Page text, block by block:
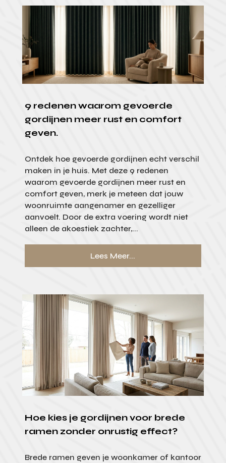
9 redenen waarom gevoerde
gordijnen meer rust en comfort
geven.
Ontdek hoe gevoerde gordijnen echt verschil
maken in je huis. Met deze 9 redenen
waarom gevoerde gordijnen meer rust en
comfort geven, merk je meteen dat jouw
woonruimte aangenamer en gezelliger
aanvoelt. Door de extra voering wordt niet
alleen de akoestiek zachter,...
Lees Meer...
Hoe kies je gordijnen voor brede
ramen zonder onrustig effect?
Brede ramen geven je woonkamer of kantoor